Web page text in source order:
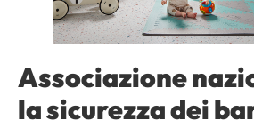
Associazione
la sicurezza dei